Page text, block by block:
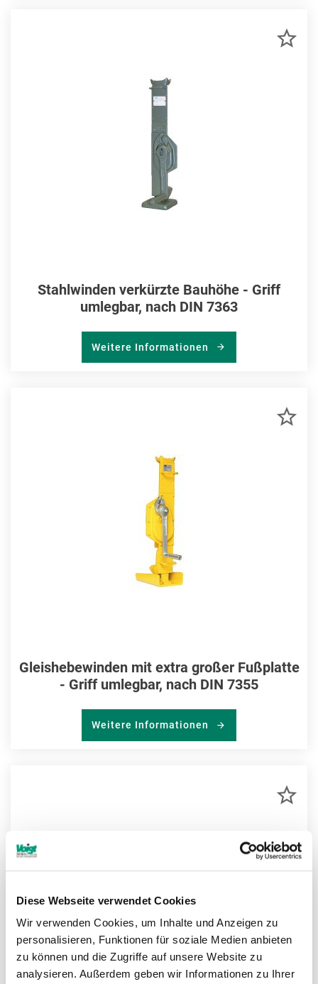
Diese Webseite verwendet Cookies
Wir verwenden Cookies, um Inhalte und Anzeigen zu
personalisieren, Funktionen für soziale Medien anbieten
zu können und die Zugriffe auf unsere Website zu
analysieren. Außerdem geben wir Informationen zu Ihrer
Stahlwinden verkürzte Bauhöhe - Griff
umlegbar, nach DIN 7363
Weitere Informationen
Gleishebewinden mit extra großer Fußplatte
- Griff umlegbar, nach DIN 7355
Weitere Informationen